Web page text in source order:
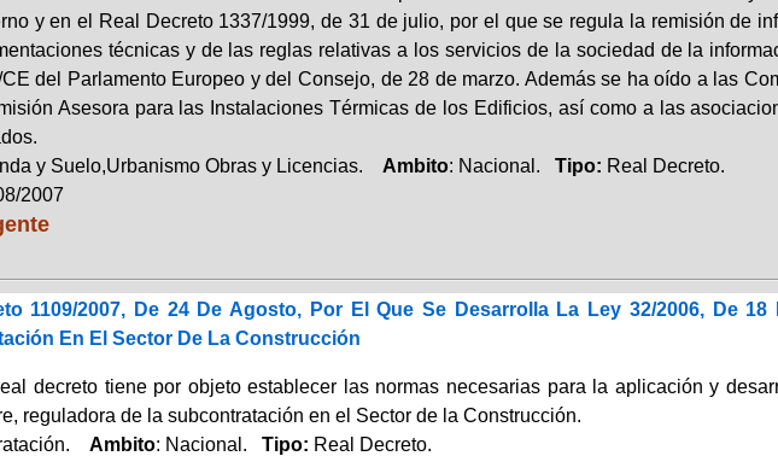
y en el Real Decreto 1337/1999, de 31 de julio, por el que se regula la remisión de
técnicas y de las reglas relativas a los servicios de la sociedad de la
del Parlamento Europeo y del Consejo, de 28 de marzo. Además se ha oído a las
Asesora para las Instalaciones Térmicas de los Edificios, así como a las
y Suelo,Urbanismo Obras y Licencias. Ambito: Nacional. Tipo: Real Decreto.
2007
1109/2007, De 24 De Agosto, Por El Que Se Desarrolla La Ley 32/2006, De
En El Sector De La Construcción
decreto tiene por objeto establecer las normas necesarias para la aplicación y
reguladora de la subcontratación en el Sector de la Construcción.
Ambito: Nacional. Tipo: Real Decreto.